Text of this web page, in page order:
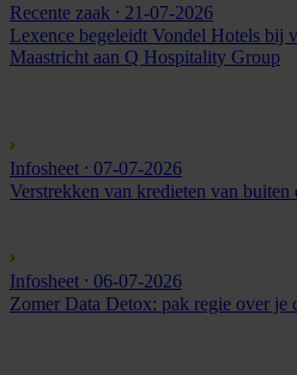
Recente zaak ⸱ 21-07-2026
Lexence begeleidt Vondel Hotels bij
Maastricht aan Q Hospitality Group
Infosheet ⸱ 07-07-2026
Verstrekken van kredieten van
Infosheet ⸱ 06-07-2026
Zomer Data Detox: pak regie over je